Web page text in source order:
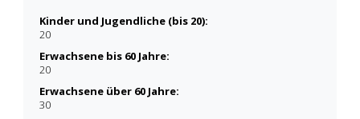
Kinder und Jugendliche (bis 20):
20
Erwachsene bis 60 Jahre:
20
Erwachsene über 60 Jahre:
30